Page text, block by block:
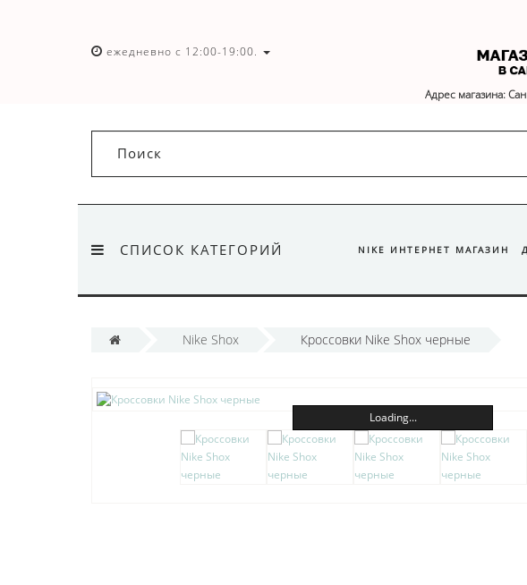
ежедневно с 12:00-19:00.
Адрес магазина:
СПИСОК КАТЕГОРИЙ NIKE ИНТЕРНЕТ МАГАЗИН
Nike Shox Кроссовки Nike Shox черные
Loading...